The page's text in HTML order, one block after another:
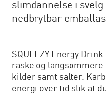
slimdannelse i
nedbrytbar
SQUEEZY Energy
raske og
kilder samt salter.
energi over tid slik at